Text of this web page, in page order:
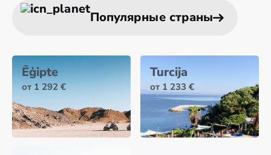
Популярные страны
Ēģipte
от 1 292 €
Turcija
от 1 233 €